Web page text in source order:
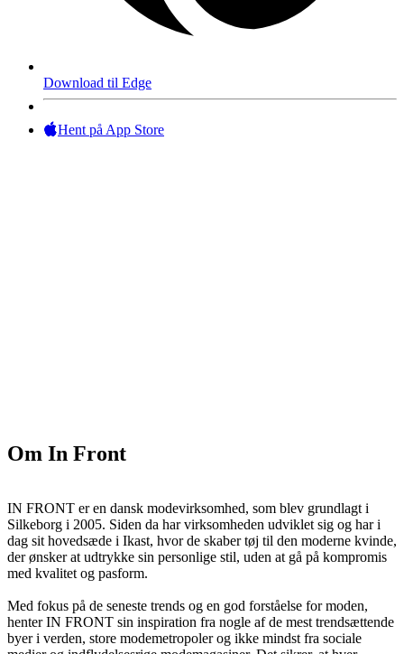
Download til Edge
Hent på App Store
Om In Front
IN FRONT er en dansk modevirksomhed, som blev grundlagt i
Silkeborg i 2005. Siden da har virksomheden udviklet sig og har i
dag sit hovedsæde i Ikast, hvor de skaber tøj til den moderne kvinde,
der ønsker at udtrykke sin personlige stil, uden at gå på kompromis
med kvalitet og pasform.
Med fokus på de seneste trends og en god forståelse for moden,
henter IN FRONT sin inspiration fra nogle af de mest trendsættende
byer i verden, store modemetropoler og ikke mindst fra sociale